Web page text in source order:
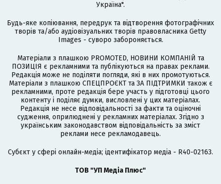
Україна".
Будь-яке копіювання, передрук та відтворення фотографічних
творів та/або аудіовізуальних творів правовласника Getty
Images - суворо забороняється.
Матеріали з плашкою PROMOTED, НОВИНИ КОМПАНІЙ та
ПОЗИЦІЯ є рекламними та публікуються на правах реклами.
Редакція може не поділяти погляди, які в них промотуються.
Матеріали з плашкою СПЕЦПРОЄКТ та ЗА ПІДТРИМКИ також є
рекламними, проте редакція бере участь у підготовці цього
контенту і поділяє думки, висловлені у цих матеріалах.
Редакція не несе відповідальності за факти та оціночні
судження, оприлюднені у рекламних матеріалах. Згідно з
українським законодавством відповідальність за зміст
реклами несе рекламодавець.
Cубєкт у сфері онлайн-медіа; ідентифікатор медіа - R40-02163.
ТОВ "УП Медіа Плюс"